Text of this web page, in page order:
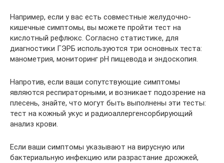
Например, если у вас есть совместные желудочно-
кишечные симптомы, вы можете пройти тест на
кислотный рефлюкс. Согласно статистике, для
диагностики ГЭРБ используются три основных теста:
манометрия, мониторинг рН пищевода и эндоскопия.
Напротив, если ваши сопутствующие симптомы
являются респираторными, и возникает подозрение на
плесень, знайте, что могут быть выполнены эти тесты:
тест на кожный укус и радиоаллергенсорбирующий
анализ крови.
Если ваши симптомы указывают на вирусную или
бактериальную инфекцию или разрастание дрожжей,